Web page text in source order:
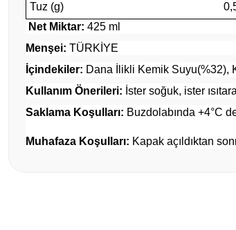
Tuz (g)
Net Miktar: 425 ml
Menşei: TÜRKİYE
İçindekiler: Dana İlikli Kemik Suyu(%32),
Kullanım Önerileri: İster soğuk, ister
Saklama Koşulları: Buzdolabında +4°C
Muhafaza Koşulları: Kapak açıldıktan